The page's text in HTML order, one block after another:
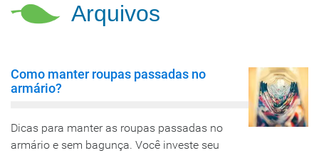
Arquivos
Como manter roupas passadas no
armário?
Dicas para manter as roupas passadas no
armário e sem bagunça. Você investe seu